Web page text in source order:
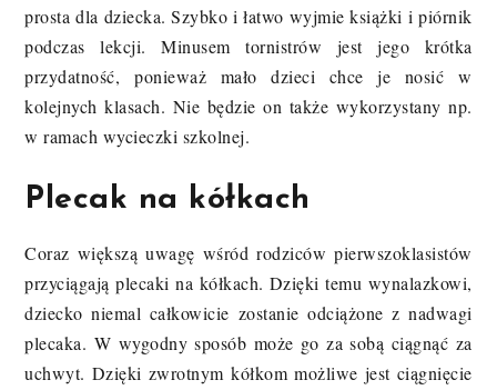
prosta dla dziecka. Szybko i łatwo wyjmie książki i piórnik
podczas lekcji. Minusem tornistrów jest jego krótka
przydatność, ponieważ mało dzieci chce je nosić w
kolejnych klasach. Nie będzie on także wykorzystany np.
w ramach wycieczki szkolnej.
Plecak na kółkach
Coraz większą uwagę wśród rodziców pierwszoklasistów
przyciągają plecaki na kółkach. Dzięki temu wynalazkowi,
dziecko niemal całkowicie zostanie odciążone z nadwagi
plecaka. W wygodny sposób może go za sobą ciągnąć za
uchwyt. Dzięki zwrotnym kółkom możliwe jest ciągnięcie